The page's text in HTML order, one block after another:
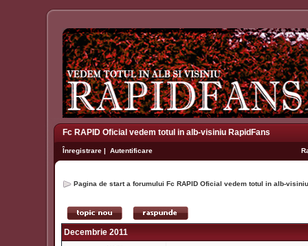
Fc RAPID Oficial vedem totul in alb-visiniu RapidFans
Înregistrare | Autentificare
Pagina de start a forumului Fc RAPID Oficial vedem totul in alb-
Decembrie 2011